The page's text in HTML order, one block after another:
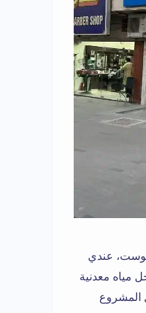
عندي
مياه معدنية
المشروع